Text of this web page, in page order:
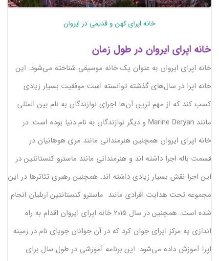
خانه اپرای کهن و قدیمی در ایروان
خانه اپرای ایروان در طول زمان
خانه اپرای ایروان به عنوان یک خانه موسیقی شناخته می‌شود. این
خانه اپرا در سال‌های گذشته توانسته است موفقیت بسیار زیادی
کسب کند که از مهم ترین آن‌ها اجرای نوازندگان به نام بین المللی
مانند Marine Deryan و دیگر نوازندگان به نام دنیا بوده است. در
خانه اپرای ایروان همچنین هنرمندانی مانند مری هوهانیان در
قسمت باله اجرا داشته اند و هنرمندانی مانند ماسترو کنستانتین در
این اجرا نقش بسیار زیادی داشته اند. همچنین رهبری تئاترها در این
مجموعه تحت هدایت افرادی مانند ماسترو کنستانتین اربلیان انجام
شده است. همچنین در سال 2015 خانه اپرای ایروان اقدام به راه
اندازی یه مرکز اپرای جوان کرد که در آن جوانان جویای نام در زمینه
اپرا آموزش داده می‌شود. این برنامه آموزشی در طول سال برای